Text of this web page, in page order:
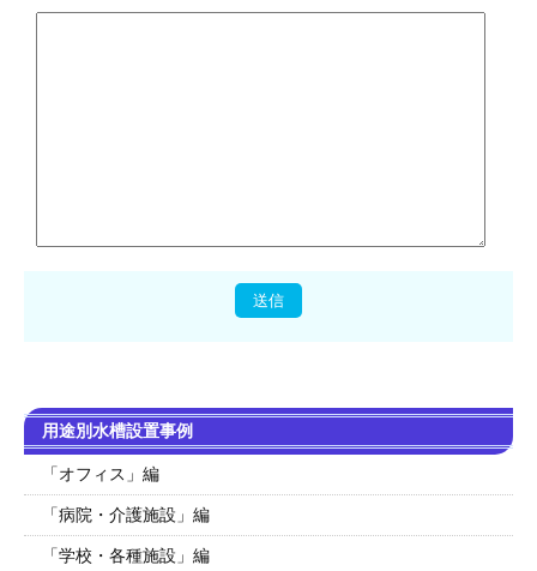
用途別水槽設置事例
「オフィス」編
「病院・介護施設」編
「学校・各種施設」編